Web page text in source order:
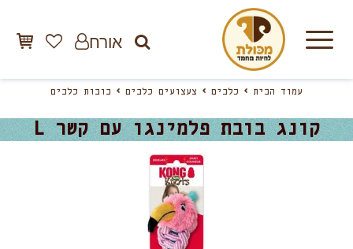
אורח
עמוד הבית כלבים צעצועים כלבים בובות כלבים
קונג בובת פלמינגו עם קשר L